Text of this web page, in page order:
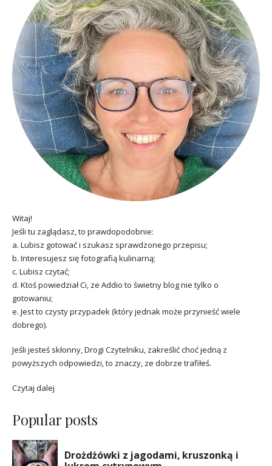
Witaj!
Jeśli tu zaglądasz, to prawdopodobnie:
a. Lubisz gotować i szukasz sprawdzonego przepisu;
b. Interesujesz się fotografią kulinarną;
c. Lubisz czytać;
d. Ktoś powiedział Ci, ze Addio to świetny blog nie tylko o
gotowaniu;
e. Jest to czysty przypadek (który jednak może przynieść wiele
dobrego).
Jeśli jesteś skłonny, Drogi Czytelniku, zakreślić choć jedną z
powyższych odpowiedzi, to znaczy, ze dobrze trafiłeś.
Czytaj dalej
Popular posts